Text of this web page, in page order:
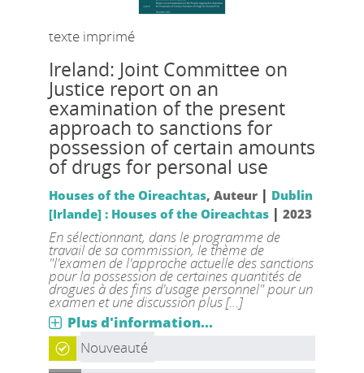
texte imprimé
Ireland: Joint Committee on
Justice report on an
examination of the present
approach to sanctions for
possession of certain amounts
of drugs for personal use
Houses of the Oireachtas, Auteur | Dublin
[Irlande] : Houses of the Oireachtas| 2023
En sélectionnant, dans le programme de
travail de sa commission, le thème de
"l'examen de l'approche actuelle des sanctions
pour la possession de certaines quantités de
drogues à des fins d'usage personnel" pour un
examen et une discussion plus [...]
Plus d'information...
Nouveauté